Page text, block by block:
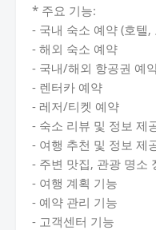
* 주요 기능:
- 국내 숙소 예약 (호텔
- 해외 숙소 예약
- 국내/해외 항공권 예
- 렌터카 예약
- 레저/티켓 예약
- 숙소 리뷰 및 정보 제
- 여행 추천 및 정보 제
- 주변 맛집, 관광 명소
- 여행 계획 기능
- 예약 관리 기능
- 고객센터 기능